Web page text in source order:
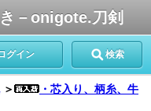
－onigote.刀剣
グイン 検索
＞
・芯入り、柄糸、牛